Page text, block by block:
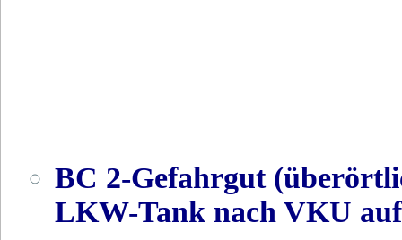
BC 2-Gefahrgut
LKW-Tank nach VKU